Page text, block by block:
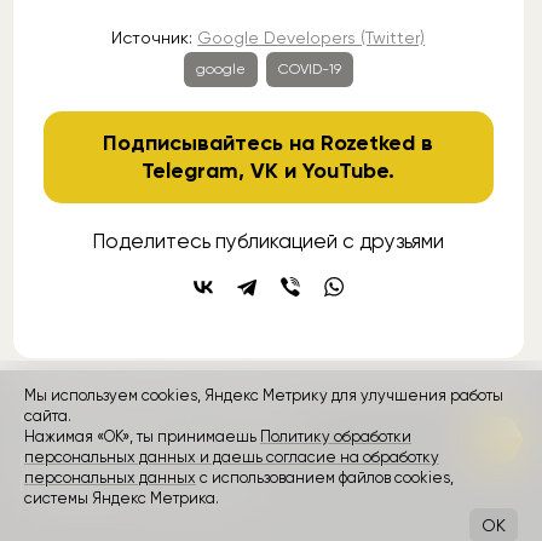
Источник: Google Developers (Twitter)
google COVID-19
Подписывайтесь на Rozetked в
Telegram,VK иYouTube.
Поделитесь публикацией с друзьями
контакты
Rozetked © 2026
Пользовательское соглашение
Мы используем cookies, Яндекс Метрику для улучшения работы
сайта.
Нажимая «ОК», ты принимаешь Политику обработки
персональных данных и даешь согласие на обработку
персональных данных с использованием файлов cookies,
системы Яндекс Метрика.
OK